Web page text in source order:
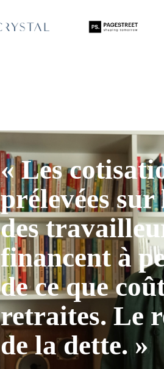
« Les
prélevées sur
des
financent à
de ce que
retraites. Le
de la dette. »